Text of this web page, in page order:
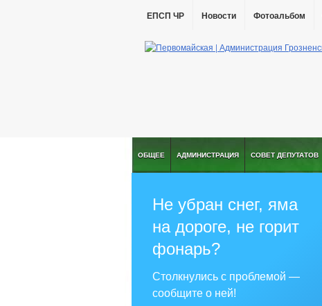
ЕПСП ЧР Новости Фотоальбом
ОБЩЕЕ АДМИНИСТРАЦИЯ СОВЕТ ДЕПУТАТОВ
Не убран снег, яма
на дороге, не горит
фонарь?
Столкнулись с проблемой —
сообщите о ней!